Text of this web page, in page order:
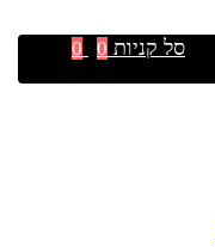
סל קניות 0
0